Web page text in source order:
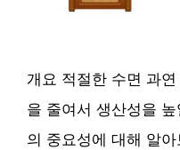
개요 적절한 수면 과
을 줄여서 생산성을
의 중요성에 대해 알